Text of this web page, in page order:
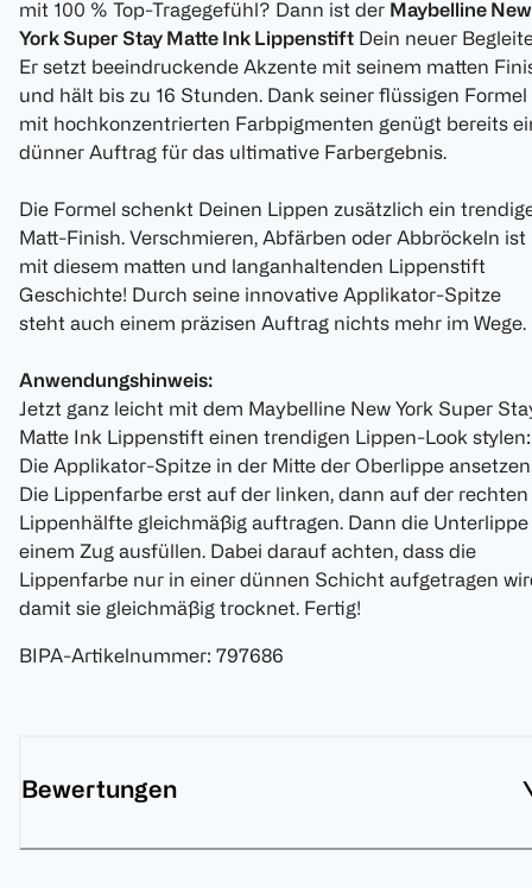
mit 100 % Top-Tragegefühl? Dann ist der Maybelline New
York Super Stay Matte Ink Lippenstift Dein neuer
Er setzt beeindruckende Akzente mit seinem matten
und hält bis zu 16 Stunden. Dank seiner flüssigen Formel
mit hochkonzentrierten Farbpigmenten genügt bereits
dünner Auftrag für das ultimative Farbergebnis.
Die Formel schenkt Deinen Lippen zusätzlich ein
Matt-Finish. Verschmieren, Abfärben oder Abbröckeln ist
mit diesem matten und langanhaltenden Lippenstift
Geschichte! Durch seine innovative Applikator-Spitze
steht auch einem präzisen Auftrag nichts mehr im Wege.
Anwendungshinweis:
Jetzt ganz leicht mit dem Maybelline New York Super
Matte Ink Lippenstift einen trendigen Lippen-Look stylen:
Die Applikator-Spitze in der Mitte der Oberlippe
Die Lippenfarbe erst auf der linken, dann auf der rechten
Lippenhälfte gleichmäßig auftragen. Dann die Unterlippe
einem Zug ausfüllen. Dabei darauf achten, dass die
Lippenfarbe nur in einer dünnen Schicht aufgetragen
damit sie gleichmäßig trocknet. Fertig!
BIPA-Artikelnummer: 797686
Bewertungen